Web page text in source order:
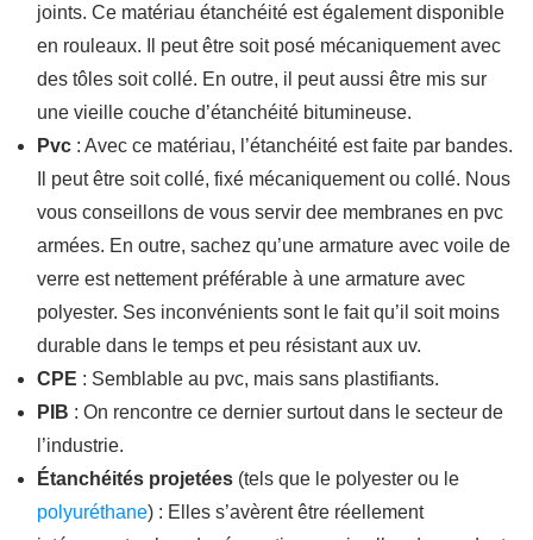
joints. Ce matériau étanchéité est également disponible
en rouleaux. Il peut être soit posé mécaniquement avec
des tôles soit collé. En outre, il peut aussi être mis sur
une vieille couche d’étanchéité bitumineuse.
Pvc : Avec ce matériau, l’étanchéité est faite par bandes.
Il peut être soit collé, fixé mécaniquement ou collé. Nous
vous conseillons de vous servir dee membranes en pvc
armées. En outre, sachez qu’une armature avec voile de
verre est nettement préférable à une armature avec
polyester. Ses inconvénients sont le fait qu’il soit moins
durable dans le temps et peu résistant aux uv.
CPE : Semblable au pvc, mais sans plastifiants.
PIB : On rencontre ce dernier surtout dans le secteur de
l’industrie.
Étanchéités projetées (tels que le polyester ou le
polyuréthane) : Elles s’avèrent être réellement